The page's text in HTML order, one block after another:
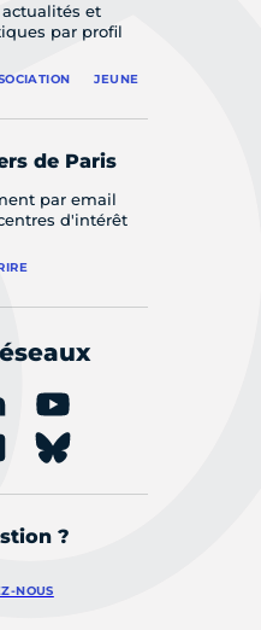
actualités et
par profil
JEUNE
de Paris
par email
d'intérêt
?
NOUS